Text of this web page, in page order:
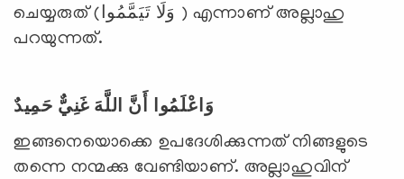
ചെയ്യരുത് (وَلَا تَيَمَّمُوا ) എന്നാണ് അല്ലാഹു
പറയുന്നത്.
ഇങ്ങനെയൊക്കെ ഉപദേശിക്കുന്നത് നിങ്ങളുടെ
തന്നെ നന്മക്കു വേണ്ടിയാണ്. അല്ലാഹുവിന്